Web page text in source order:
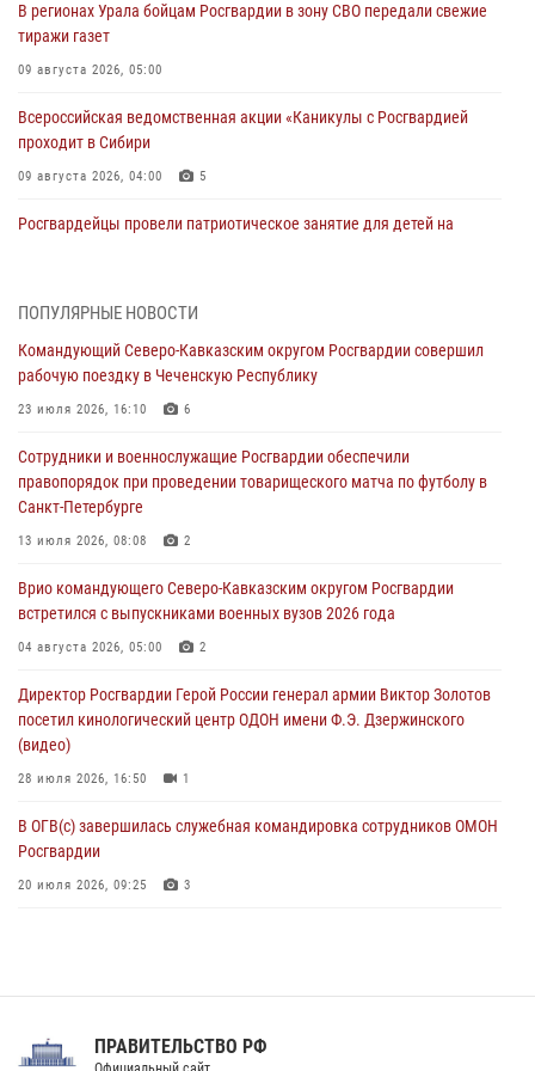
В регионах Урала бойцам Росгвардии в зону СВО передали свежие
тиражи газет
09 августа 2026, 05:00
Всероссийская ведомственная акции «Каникулы с Росгвардией
проходит в Сибири
09 августа 2026, 04:00 5
Росгвардейцы провели патриотическое занятие для детей на
юных воспитанников спортивной школы
08 августа 2026, 13:00
стен музея истории космонавтики в Калуге
08 августа 2026, 09:29 2
В Северо-Западном округе Росгвардии продолжаются мероприятия
08 августа 2026, 09:03 1
Росгвардейцы в ЛНР совершенствуют навыки тактической
08 августа 2026, 09:00
ПОПУЛЯРНЫЕ НОВОСТИ
Командующий Северо-Кавказским округом Росгвардии совершил
рабочую поездку в Чеченскую Республику
23 июля 2026, 16:10 6
Сотрудники и военнослужащие Росгвардии обеспечили
правопорядок при проведении товарищеского матча по футболу в
Санкт-Петербурге
13 июля 2026, 08:08 2
Врио командующего Северо-Кавказским округом Росгвардии
встретился с выпускниками военных вузов 2026 года
04 августа 2026, 05:00 2
Директор Росгвардии Герой России генерал армии Виктор Золотов
посетил кинологический центр ОДОН имени Ф.Э. Дзержинского
(видео)
28 июля 2026, 16:50 1
В ОГВ(с) завершилась служебная командировка сотрудников ОМОН
Росгвардии
20 июля 2026, 09:25 3
Праздник «Один день с Росгвардией» к 105-летию Центрального
ПРАВИТЕЛЬСТВО РФ